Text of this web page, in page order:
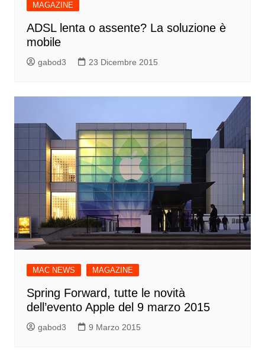
MAGAZINE
ADSL lenta o assente? La soluzione è
mobile
gabod3 23 Dicembre 2015
MAC NEWS MAGAZINE
Spring Forward, tutte le novità
dell’evento Apple del 9 marzo 2015
gabod3 9 Marzo 2015